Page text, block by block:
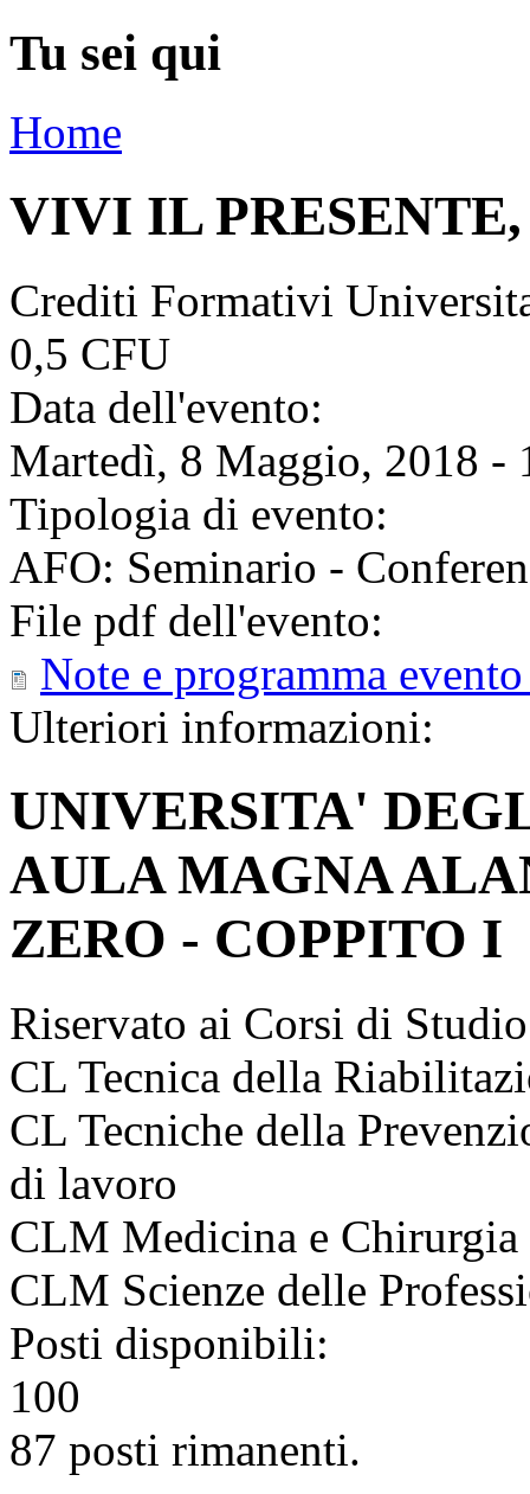
Tu sei qui
Home
VIVI IL
Crediti Formativi
0,5 CFU
Data dell'evento:
Martedì, 8 Maggio, 2018 -
Tipologia di evento:
AFO: Seminario -
File pdf dell'evento:
Note e programma
Ulteriori informazioni:
UNIVERSITA'
AULA MAGNA
ZERO - COPPITO I
Riservato ai Corsi di
CL Tecnica della
CL Tecniche della
di lavoro
CLM Medicina e Chirurgia
CLM Scienze delle
Posti disponibili:
100
87 posti rimanenti.